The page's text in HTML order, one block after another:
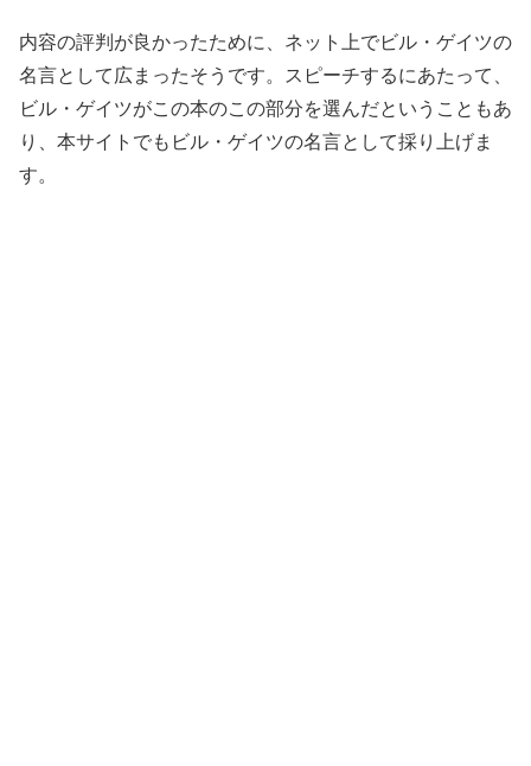
内容の評判が良かったために、ネット上でビル・ゲイツの
名言として広まったそうです。スピーチするにあたって、
ビル・ゲイツがこの本のこの部分を選んだということもあ
り、本サイトでもビル・ゲイツの名言として採り上げま
す。